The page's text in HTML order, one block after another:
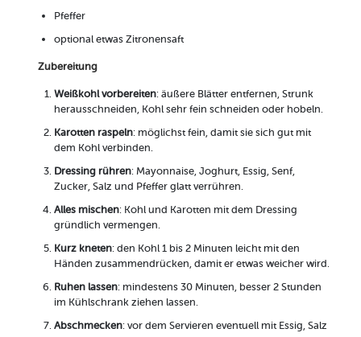
Pfeffer
optional etwas Zitronensaft
Zubereitung
Weißkohl vorbereiten: äußere Blätter entfernen, Strunk
herausschneiden, Kohl sehr fein schneiden oder hobeln.
Karotten raspeln: möglichst fein, damit sie sich gut mit
dem Kohl verbinden.
Dressing rühren: Mayonnaise, Joghurt, Essig, Senf,
Zucker, Salz und Pfeffer glatt verrühren.
Alles mischen: Kohl und Karotten mit dem Dressing
gründlich vermengen.
Kurz kneten: den Kohl 1 bis 2 Minuten leicht mit den
Händen zusammendrücken, damit er etwas weicher wird.
Ruhen lassen: mindestens 30 Minuten, besser 2 Stunden
im Kühlschrank ziehen lassen.
Abschmecken: vor dem Servieren eventuell mit Essig, Salz